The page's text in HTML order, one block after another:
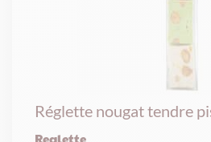
Réglette nougat tendre
Reglette